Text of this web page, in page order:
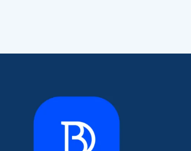
헷갈리는 디자인 용어를 쉽고
디자인 트렌드와 실무 인사이트를 가볍
자주 쓰는 브랜드 로고 SVG를 한곳에서 확인해보세요.
디자인에 어울리는 컬러 조합을 빠르게 찾고 적용해보세요.